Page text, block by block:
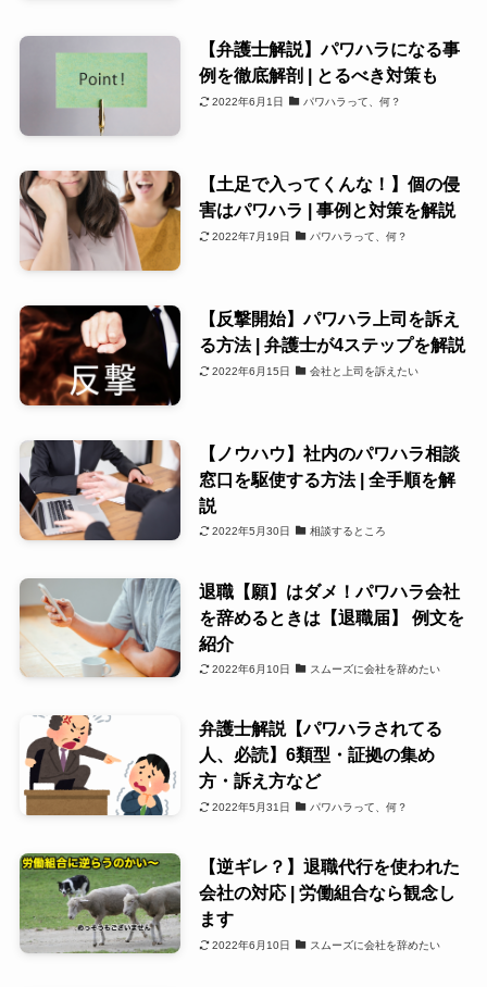
【弁護士解説】パワハラになる事
例を徹底解剖 | とるべき対策も
2022年6月1日 パワハラって、何？
【土足で入ってくんな！】個の侵
害はパワハラ | 事例と対策を解説
2022年7月19日 パワハラって、何？
【反撃開始】パワハラ上司を訴え
る方法 | 弁護士が4ステップを解説
2022年6月15日 会社と上司を訴えたい
【ノウハウ】社内のパワハラ相談
窓口を駆使する方法 | 全手順を解
説
2022年5月30日 相談するところ
退職【願】はダメ！パワハラ会社
を辞めるときは【退職届】 例文を
紹介
2022年6月10日 スムーズに会社を辞めたい
弁護士解説【パワハラされてる
人、必読】6類型・証拠の集め
方・訴え方など
2022年5月31日 パワハラって、何？
【逆ギレ？】退職代行を使われた
会社の対応 | 労働組合なら観念し
ます
2022年6月10日 スムーズに会社を辞めたい